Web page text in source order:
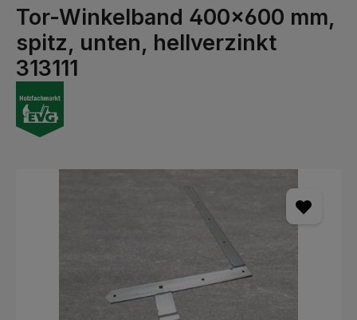
Tor-Winkelband 400x600 mm,
spitz, unten, hellverzinkt
313111